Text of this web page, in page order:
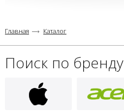
Главная Каталог
Поиск по бренду